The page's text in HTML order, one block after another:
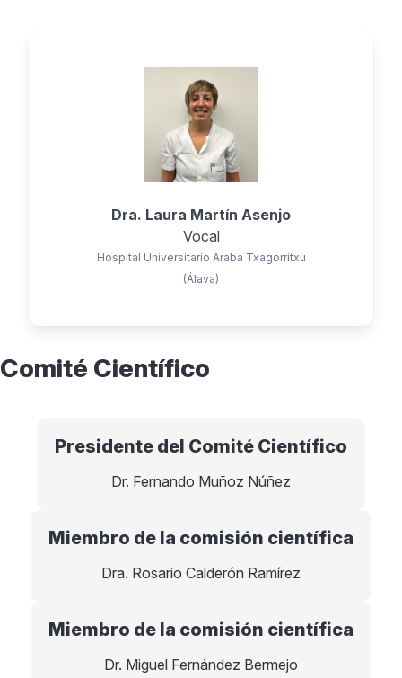
Dra. Laura Martín Asenjo
Vocal
Hospital Universitario Araba Txagorritxu
(Álava)
Comité Científico
Presidente del Comité Científico
Dr. Fernando Muñoz Núñez
Miembro de la comisión científica
Dra. Rosario Calderón Ramírez
Miembro de la comisión científica
Dr. Miguel Fernández Bermejo